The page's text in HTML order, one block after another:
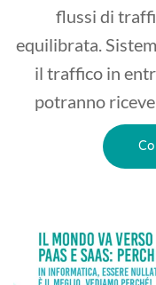
flussi di
equilibrata.
il traffico in
potranno